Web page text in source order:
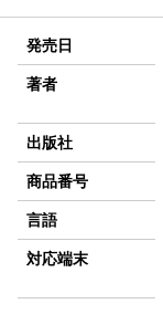
発売日
著者
出版社
商品番号
言語
対応端末